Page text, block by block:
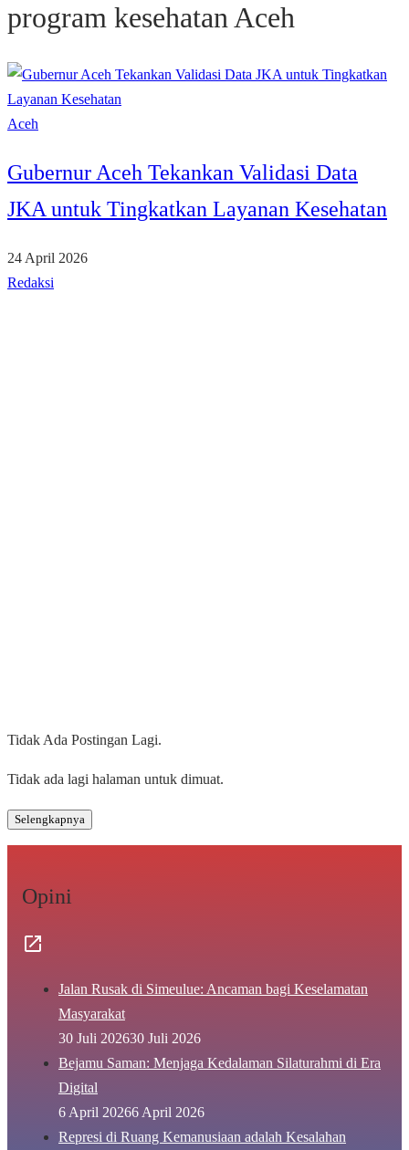
program kesehatan Aceh
Aceh
Gubernur Aceh Tekankan Validasi Data
JKA untuk Tingkatkan Layanan Kesehatan
24 April 2026
Redaksi
Tidak Ada Postingan Lagi.
Tidak ada lagi halaman untuk dimuat.
Selengkapnya
Opini
Jalan Rusak di Simeulue: Ancaman bagi Keselamatan
Masyarakat
30 Juli 202630 Juli 2026
Bejamu Saman: Menjaga Kedalaman Silaturahmi di Era
Digital
6 April 20266 April 2026
Represi di Ruang Kemanusiaan adalah Kesalahan